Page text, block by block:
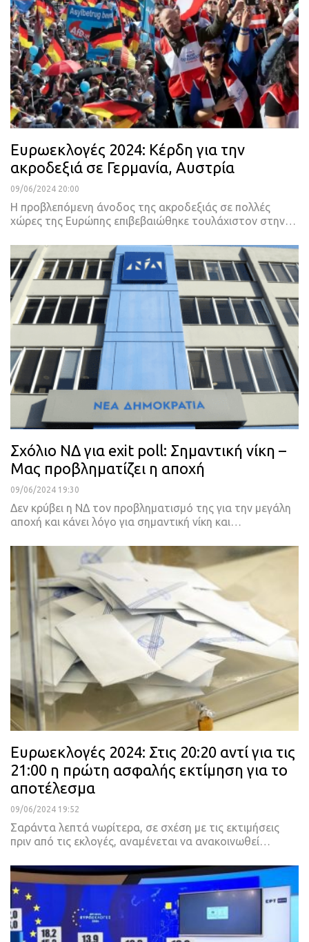
Ευρωεκλογές 2024: Κέρδη για την
ακροδεξιά σε Γερμανία, Αυστρία
09/06/2024 20:00
Η προβλεπόμενη άνοδος της ακροδεξιάς σε πολλές
χώρες της Ευρώπης επιβεβαιώθηκε τουλάχιστον στην…
Σχόλιο ΝΔ για exit poll: Σημαντική νίκη –
Μας προβληματίζει η αποχή
09/06/2024 19:30
Δεν κρύβει η ΝΔ τον προβληματισμό της για την μεγάλη
αποχή και κάνει λόγο για σημαντική νίκη και…
Ευρωεκλογές 2024: Στις 20:20 αντί για τις
21:00 η πρώτη ασφαλής εκτίμηση για το
αποτέλεσμα
09/06/2024 19:52
Σαράντα λεπτά νωρίτερα, σε σχέση με τις εκτιμήσεις
πριν από τις εκλογές, αναμένεται να ανακοινωθεί…